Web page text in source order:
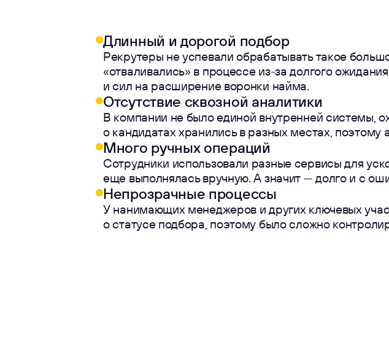
Длинный и дорогой подбор
Рекрутеры не успевали обрабатывать такое
«отваливались» в процессе из-за долгого
и сил на расширение воронки найма.
Отсутствие сквозной аналитики
В компании не было единой внутренней системы,
о кандидатах хранились в разных местах, поэтому
Много ручных операций
Сотрудники использовали разные сервисы для
еще выполнялась вручную. А значит — долго и с
Непрозрачные процессы
У нанимающих менеджеров и других ключевых
о статусе подбора, поэтому было сложно